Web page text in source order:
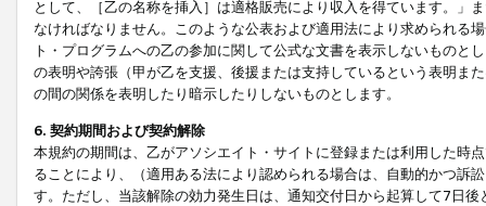
として、［乙の名称を挿入］は適格販売により収入を得ています。」
なければなりません。このような公表および適用法により求められる
ト・プログラムへの乙の参加に関して公式な文書を表示しないもの
の表明や誇張（甲が乙を支援、後援または支持しているという表明ま
の間の関係を表明したり暗示したりしないものとします。
6. 契約期間および契約解除
本規約の期間は、乙がアソシエイト・サイトに登録または利用した時
ることにより、（適用ある法により認められる場合は、自動的かつ訴
す。ただし、当該解除の効力発生日は、通知交付日から起算して7日